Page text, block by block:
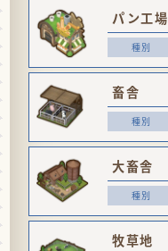
パン工場
畜舎
大畜舎
牧草地